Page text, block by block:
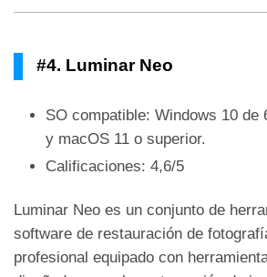
#4. Luminar Neo
SO compatible: Windows 10 de
y macOS 11 o superior.
Calificaciones: 4,6/5
Luminar Neo es un conjunto de
software de restauración de
profesional equipado con